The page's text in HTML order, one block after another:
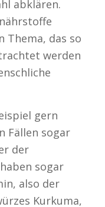
abklären.
Thema, das so
werden
gern
Fällen sogar
der
sogar
also der
Kurkuma,